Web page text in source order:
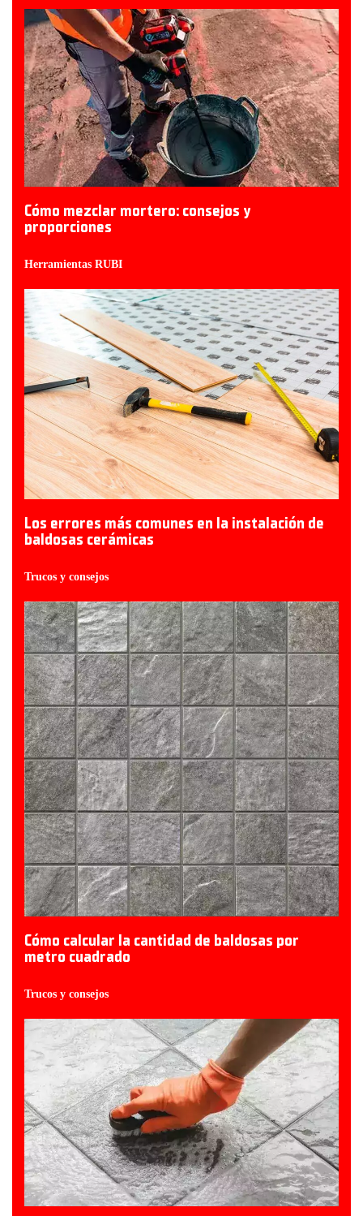
Cómo mezclar mortero: consejos y
proporciones
Herramientas RUBI
Los errores más comunes en la instalación de
baldosas cerámicas
Trucos y consejos
Cómo calcular la cantidad de baldosas por
metro cuadrado
Trucos y consejos